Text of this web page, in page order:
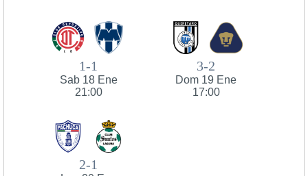
1-1
Sab 18 Ene
21:00
3-2
Dom 19 Ene
17:00
2-1